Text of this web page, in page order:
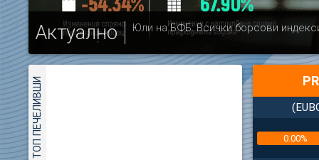
Актуално Юли на БФБ: Всички борсови
ТОП ПЕЧЕЛИВШИ 0.00%